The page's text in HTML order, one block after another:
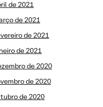
de 2021
de 2021
de 2021
de 2021
de 2020
de 2020
de 2020